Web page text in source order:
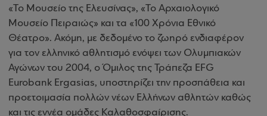
«Το Μουσείο της Ελευσίνας», «Το Αρχαιολογικό
Μουσείο Πειραιώς» και τα «100 Χρόνια Εθνικό
Θέατρο». Ακόμη, με δεδομένο το ζωηρό ενδιαφέρον
για τον ελληνικό αθλητισμό ενόψει των Ολυμπιακών
Αγώνων του 2004, ο Όμιλος της Τράπεζα EFG
Eurobank Ergasias, υποστηρίζει την προσπάθεια και
προετοιμασία πολλών νέων Ελλήνων αθλητών καθώς
και τις εννέα ομάδες Καλαθοσφαίρισης.